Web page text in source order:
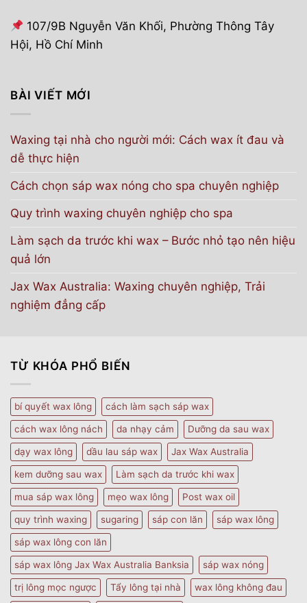
107/9B Nguyễn Văn Khối, Phường Thông Tây
Hội, Hồ Chí Minh
BÀI VIẾT MỚI
Waxing tại nhà cho người mới: Cách wax ít đau và
dễ thực hiện
Cách chọn sáp wax nóng cho spa chuyên nghiệp
Quy trình waxing chuyên nghiệp cho spa
Làm sạch da trước khi wax – Bước nhỏ tạo nên hiệu
quả lớn
Jax Wax Australia: Waxing chuyên nghiệp, Trải
nghiệm đẳng cấp
TỪ KHÓA PHỔ BIẾN
bí quyết wax lông cách làm sạch sáp wax
cách wax lông nách da nhạy cảm Dưỡng da sau wax
dạy wax lông dầu lau sáp wax Jax Wax Australia
kem dưỡng sau wax Làm sạch da trước khi wax
mua sáp wax lông mẹo wax lông Post wax oil
quy trình waxing sugaring sáp con lăn sáp wax lông
sáp wax lông con lăn
sáp wax lông Jax Wax Australia Banksia sáp wax nóng
trị lông mọc ngược Tẩy lông tại nhà wax lông không đau